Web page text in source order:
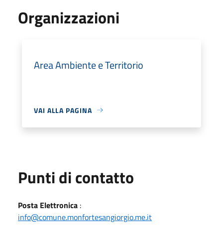
Organizzazioni
Area Ambiente e Territorio
VAI ALLA PAGINA
Punti di contatto
Posta Elettronica :
info@comune.monfortesangiorgio.me.it